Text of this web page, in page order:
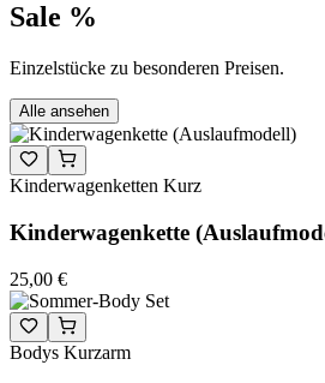
Sale %
Einzelstücke zu besonderen Preisen.
Alle ansehen
Kinderwagenketten Kurz
Kinderwagenkette
25,00 €
Bodys Kurzarm